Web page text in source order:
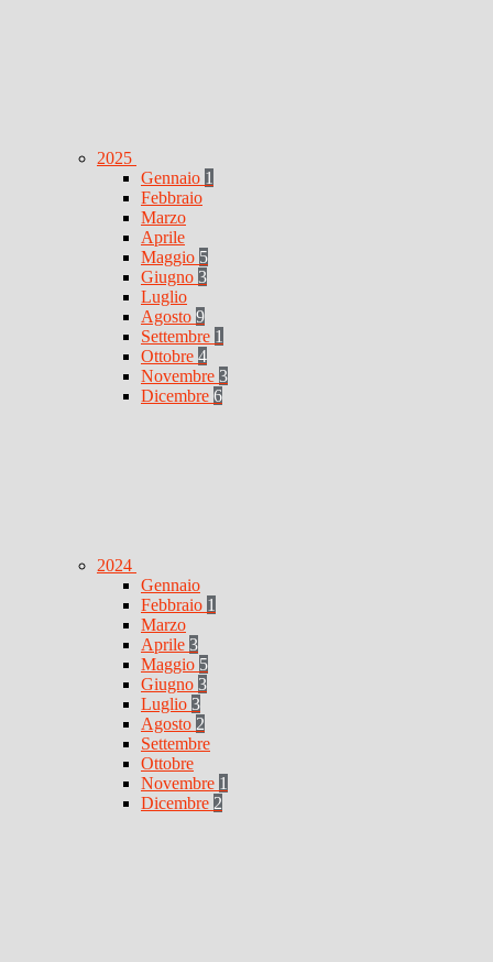
2025
Gennaio 1
Febbraio
Marzo
Aprile
Maggio 5
Giugno 3
Luglio
Agosto 9
Settembre 1
Ottobre 4
Novembre 3
Dicembre 6
2024
Gennaio
Febbraio 1
Marzo
Aprile 3
Maggio 5
Giugno 3
Luglio 3
Agosto 2
Settembre
Ottobre
Novembre 1
Dicembre 2